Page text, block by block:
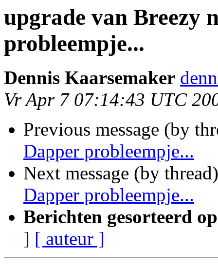
upgrade van Breezy
probleempje...
Dennis Kaarsemaker
Vr Apr 7 07:14:43 UTC
Previous message (by
Dapper probleempje...
Next message (by
Dapper probleempje...
Berichten gesorteerd
] [ auteur ]